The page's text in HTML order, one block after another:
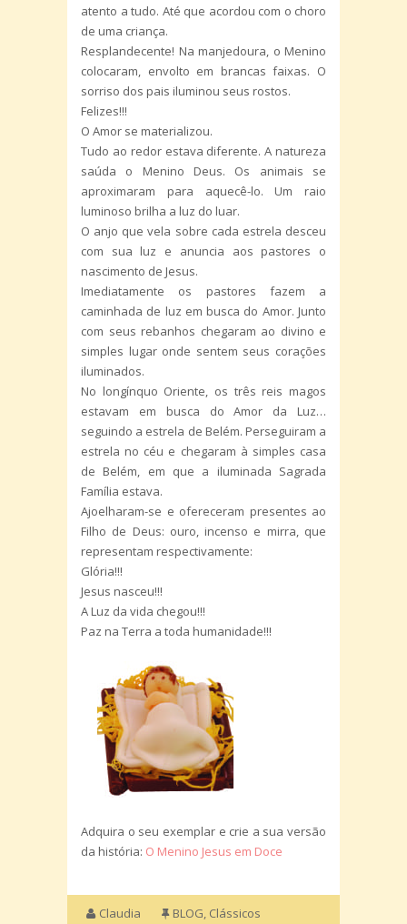
atento a tudo. Até que acordou com o choro
de uma criança.
Resplandecente! Na manjedoura, o Menino
colocaram, envolto em brancas faixas. O
sorriso dos pais iluminou seus rostos.
Felizes!!!
O Amor se materializou.
Tudo ao redor estava diferente. A natureza
saúda o Menino Deus. Os animais se
aproximaram para aquecê-lo. Um raio
luminoso brilha a luz do luar.
O anjo que vela sobre cada estrela desceu
com sua luz e anuncia aos pastores o
nascimento de Jesus.
Imediatamente os pastores fazem a
caminhada de luz em busca do Amor. Junto
com seus rebanhos chegaram ao divino e
simples lugar onde sentem seus corações
iluminados.
No longínquo Oriente, os três reis magos
estavam em busca do Amor da Luz…
seguindo a estrela de Belém. Perseguiram a
estrela no céu e chegaram à simples casa
de Belém, em que a iluminada Sagrada
Família estava.
Ajoelharam-se e ofereceram presentes ao
Filho de Deus: ouro, incenso e mirra, que
representam respectivamente:
Glória!!!
Jesus nasceu!!!
A Luz da vida chegou!!!
Paz na Terra a toda humanidade!!!
Adquira o seu exemplar e crie a sua versão
da história: O Menino Jesus em Doce
Claudia BLOG, Clássicos